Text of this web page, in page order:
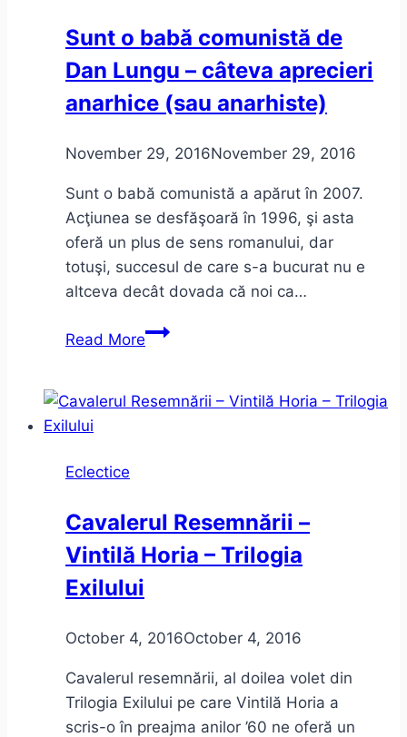
Sunt o babă comunistă de
Dan Lungu – câteva aprecieri
anarhice (sau anarhiste)
November 29, 2016November 29, 2016
Sunt o babă comunistă a apărut în 2007.
Acţiunea se desfăşoară în 1996, şi asta
oferă un plus de sens romanului, dar
totuşi, succesul de care s-a bucurat nu e
altceva decât dovada că noi ca…
Read MoreSunt
comunistă
câteva
aprecieri
Eclectice
Cavalerul Resemnării –
Vintilă Horia – Trilogia
Exilului
October 4, 2016October 4, 2016
Cavalerul resemnării, al doilea volet din
Trilogia Exilului pe care Vintilă Horia a
scris-o în preajma anilor ’60 ne oferă un